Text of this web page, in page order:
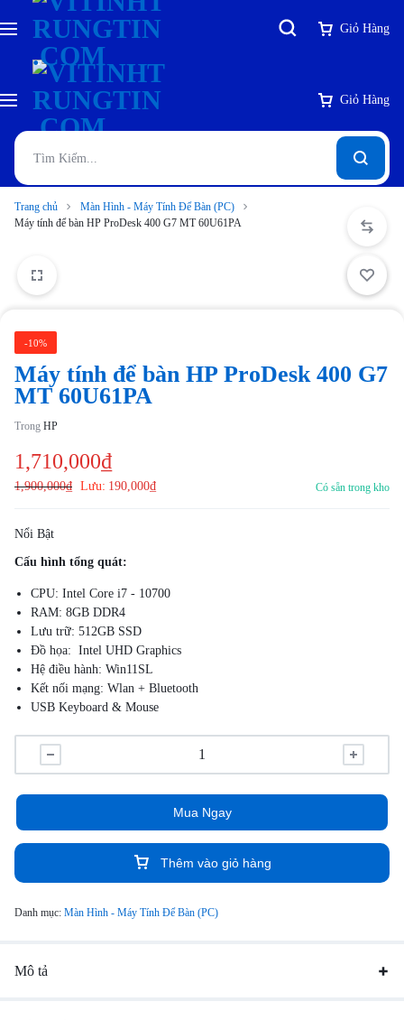
Giỏ Hàng
Giỏ Hàng
Trang chủ
Màn Hình - Máy Tính Để Bàn (PC)
Máy tính để bàn HP ProDesk 400 G7 MT 60U61PA
-10%
Máy tính để bàn HP ProDesk 400 G7
MT 60U61PA
Trong HP
1,710,000₫
1,900,000₫ Lưu: 190,000₫ Có sẵn trong kho
Nổi Bật
Cấu hình tổng quát:
CPU: Intel Core i7 - 10700
RAM: 8GB DDR4
Lưu trữ: 512GB SSD
Đồ họa: Intel UHD Graphics
Hệ điều hành: Win11SL
Kết nối mạng: Wlan + Bluetooth
USB Keyboard & Mouse
Với thiết kế thời trang, đáng tin cậy cùng với hiệu suất mạnh mẽ và
các tính năng bảo mật giúp phát triển công việc của bạn
Máy còn được trang bị ổ SSD với dung lượng lên đến 512GB cho
phép người dùng lưu trữ dữ liệu một cách thoải mái
Thêm vào giỏ hàng
Mua Ngay
Danh mục: Màn Hình - Máy Tính Để Bàn (PC)
Mô tả